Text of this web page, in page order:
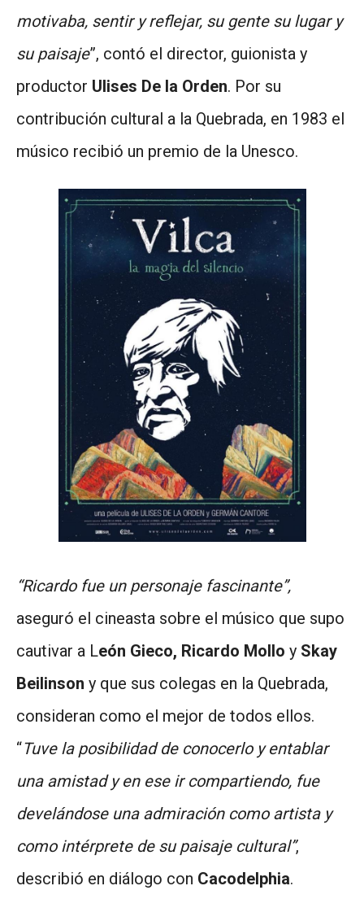
motivaba, sentir y reflejar, su gente su lugar y
su paisaje”, contó el director, guionista y
productor Ulises De la Orden. Por su
contribución cultural a la Quebrada, en 1983 el
músico recibió un premio de la Unesco.
“Ricardo fue un personaje fascinante”,
aseguró el cineasta sobre el músico que supo
cautivar a León Gieco, Ricardo Mollo y Skay
Beilinson y que sus colegas en la Quebrada,
consideran como el mejor de todos ellos.
“Tuve la posibilidad de conocerlo y entablar
una amistad y en ese ir compartiendo, fue
develándose una admiración como artista y
como intérprete de su paisaje cultural”,
describió en diálogo con Cacodelphia.